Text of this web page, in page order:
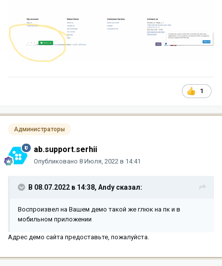
1
Администраторы
ab.support.serhii
Опубликовано 8 Июля, 2022 в 14:41
В 08.07.2022 в 14:38, Andy сказал:
Воспроизвел на Вашем демо такой же глюк на пк и в
мобильном приложении
Адрес демо сайта предоставьте, пожалуйста.